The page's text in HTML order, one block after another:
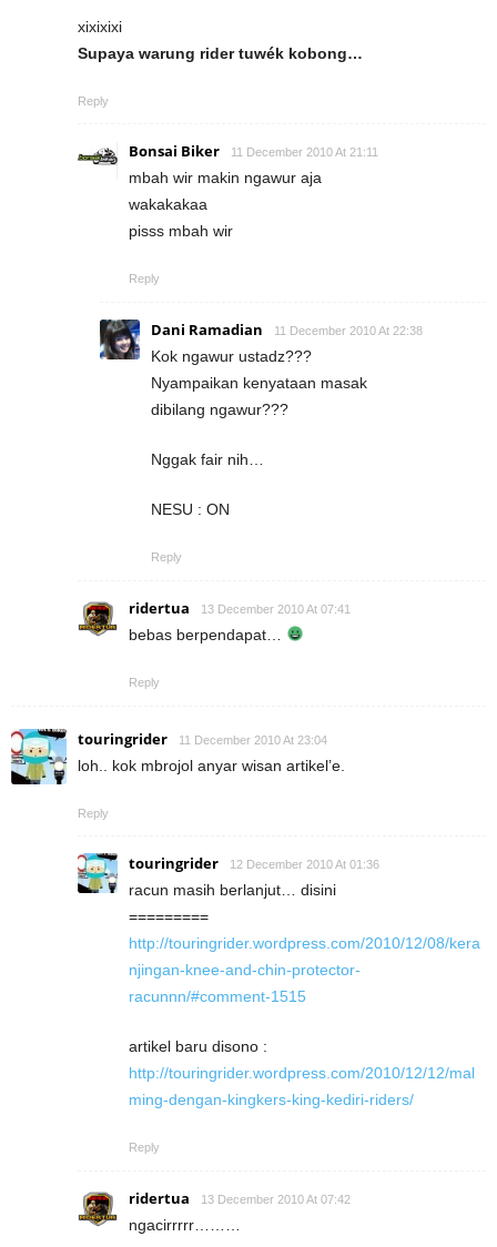
xixixixi
Supaya warung rider tuwék kobong…
Reply
Bonsai Biker 11 December 2010 At 21:11
mbah wir makin ngawur aja
wakakakaa
pisss mbah wir
Reply
Dani Ramadian 11 December 2010 At 22:38
Kok ngawur ustadz???
Nyampaikan kenyataan masak
dibilang ngawur???
Nggak fair nih…
NESU : ON
Reply
ridertua 13 December 2010 At 07:41
bebas berpendapat…
Reply
touringrider 11 December 2010 At 23:04
loh.. kok mbrojol anyar wisan artikel’e.
Reply
touringrider 12 December 2010 At 01:36
racun masih berlanjut… disini
=========
http://touringrider.wordpress.com/2010/12/08/kera
njingan-knee-and-chin-protector-
racunnn/#comment-1515
artikel baru disono :
http://touringrider.wordpress.com/2010/12/12/mal
ming-dengan-kingkers-king-kediri-riders/
Reply
ridertua 13 December 2010 At 07:42
ngacirrrrr………